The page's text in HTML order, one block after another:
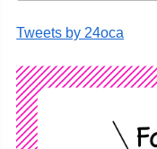
Tweets by 24oca